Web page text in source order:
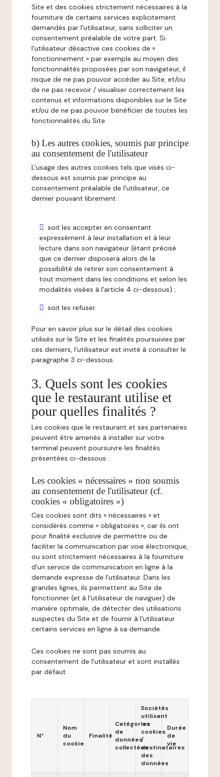
Site et des cookies strictement nécessaires à la
fourniture de certains services explicitement
demandés par l'utilisateur, sans solliciter un
consentement préalable de votre part. Si
l'utilisateur désactive ces cookies de «
fonctionnement » par exemple au moyen des
fonctionnalités proposées par son navigateur, il
risque de ne pas pouvoir accéder au Site, et/ou
de ne pas recevoir / visualiser correctement les
contenus et informations disponibles sur le Site
et/ou de ne pas pouvoir bénéficier de toutes les
fonctionnalités du Site.
b) Les autres cookies, soumis par principe
au consentement de l'utilisateur
L'usage des autres cookies tels que visés ci-
dessous est soumis par principe au
consentement préalable de l'utilisateur, ce
dernier pouvant librement :
soit les accepter en consentant
expressément à leur installation et à leur
lecture dans son navigateur (étant précisé
que ce dernier disposera alors de la
possibilité de retirer son consentement à
tout moment dans les conditions et selon les
modalités visées à l'article 4 ci-dessous) ;
soit les refuser.
Pour en savoir plus sur le détail des cookies
utilisés sur le Site et les finalités poursuivies par
ces derniers, l'utilisateur est invité à consulter le
paragraphe 3 ci-dessous.
3. Quels sont les cookies
que le restaurant utilise et
pour quelles finalités ?
Les cookies que le restaurant et ses partenaires
peuvent être amenés à installer sur votre
terminal peuvent poursuivre les finalités
présentées ci-dessous :
Les cookies « nécessaires » non soumis
au consentement de l'utilisateur (cf.
cookies « obligatoires »)
Ces cookies sont dits « nécessaires » et
considérés comme « obligatoires », car ils ont
pour finalité exclusive de permettre ou de
faciliter la communication par voie électronique,
ou sont strictement nécessaires à la fourniture
d'un service de communication en ligne à la
demande expresse de l'utilisateur. Dans les
grandes lignes, ils permettent au Site de
fonctionner (et à l'utilisateur de naviguer) de
manière optimale, de détecter des utilisations
suspectes du Site et de fournir à l'utilisateur
certains services en ligne à sa demande.
Ces cookies ne sont pas soumis au
consentement de l'utilisateur et sont installés
par défaut.
N°
Nom
du
cookie
Finalité
Catégories
de
données
collectées
Sociétés
utilisant
les
cookies
/
destinataires
des
données
Durée
de
vie